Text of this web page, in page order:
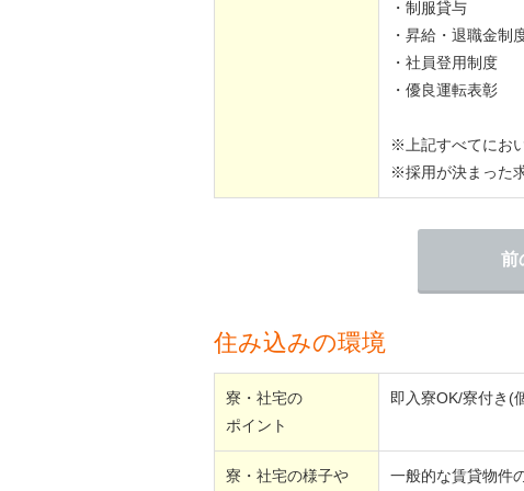
・制服貸与
・昇給・退職金制
・社員登用制度
・優良運転表彰
※上記すべてにお
※採用が決まった
前
住み込みの環境
寮・社宅の
ポイント
即入寮OK/寮付き(
寮・社宅の様子や 一般的な賃貸物件